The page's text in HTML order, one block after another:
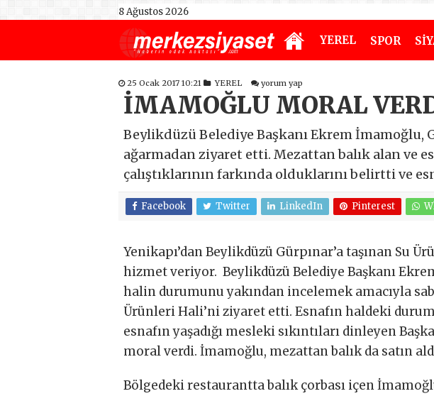
8 Ağustos 2026
YEREL SPOR
25 Ocak 2017 10:21 YEREL yorum yap
İMAMOĞLU MORAL
Beylikdüzü Belediye Başkanı Ekrem İmamoğlu,
ağarmadan ziyaret etti. Mezattan balık alan ve
çalıştıklarının farkında olduklarını belirtti ve
Facebook Twitter LinkedIn Pinterest
Yenikapı’dan Beylikdüzü Gürpınar’a taşınan Su
hizmet veriyor. Beylikdüzü Belediye Başkanı
halin durumunu yakından incelemek amacıyla
Ürünleri Hali’ni ziyaret etti. Esnafın haldeki
esnafın yaşadığı mesleki sıkıntıları dinleyen
moral verdi. İmamoğlu, mezattan balık da satın
Bölgedeki restaurantta balık çorbası içen